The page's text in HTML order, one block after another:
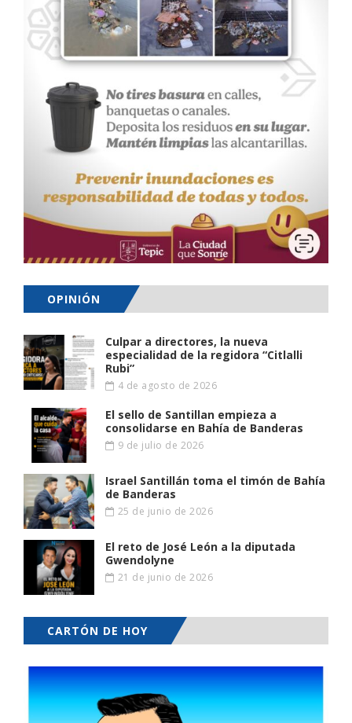
OPINIÓN
Culpar a directores, la nueva
especialidad de la regidora “Citlalli
Rubi”
4 de agosto de 2026
El sello de Santillan empieza a
consolidarse en Bahía de Banderas
9 de julio de 2026
Israel Santillán toma el timón de Bahía
de Banderas
25 de junio de 2026
El reto de José León a la diputada
Gwendolyne
21 de junio de 2026
CARTÓN DE HOY